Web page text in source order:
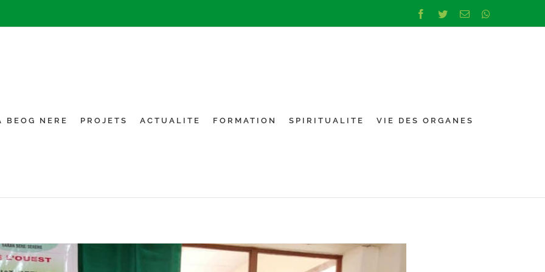
Facebook
TwitterEmail
BEOG NERE PROJETS ACTUALITE FORMATION SPIRITUALITE VIE DES ORGANES